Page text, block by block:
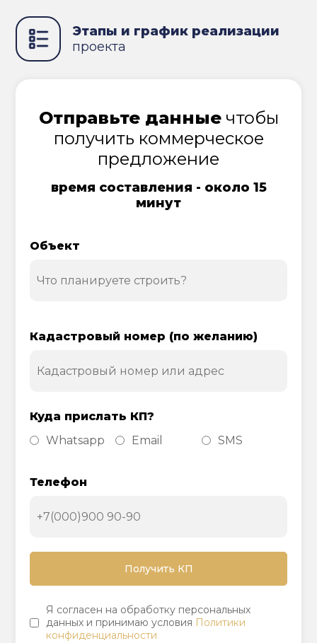
Этапы и график реализации
проекта
Отправьте данныечтобы
получить коммерческое
предложение
время составления - около 15
минут
Объект
Кадастровый номер (по желанию)
Куда прислать КП?
Whatsapp
Email SMS
Телефон
Я согласен на обработку персональных
данных и принимаю условия Политики
конфиденциальности